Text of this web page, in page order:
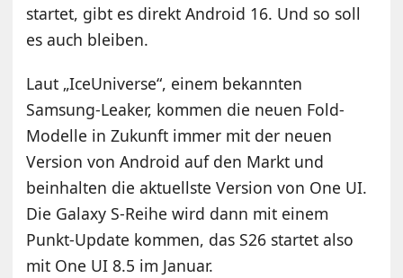
startet, gibt es direkt Android 16. Und so soll
es auch bleiben.
Laut „IceUniverse“, einem bekannten
Samsung-Leaker, kommen die neuen Fold-
Modelle in Zukunft immer mit der neuen
Version von Android auf den Markt und
beinhalten die aktuellste Version von One UI.
Die Galaxy S-Reihe wird dann mit einem
Punkt-Update kommen, das S26 startet also
mit One UI 8.5 im Januar.